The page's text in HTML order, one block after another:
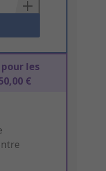
les
€